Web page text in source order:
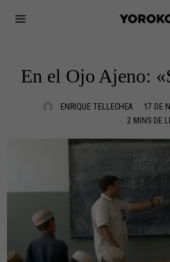
En el Ojo Ajeno:
ENRIQUE TELLECHEA 17 DE
2 MINS DE